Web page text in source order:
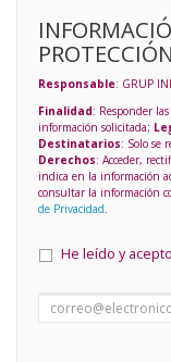
Responsable: GRUP
Finalidad: Responder
información solicitada;
Destinatarios: Solo se
Derechos: Acceder,
indica en la información
consultar la información
de Privacidad.
He leído y